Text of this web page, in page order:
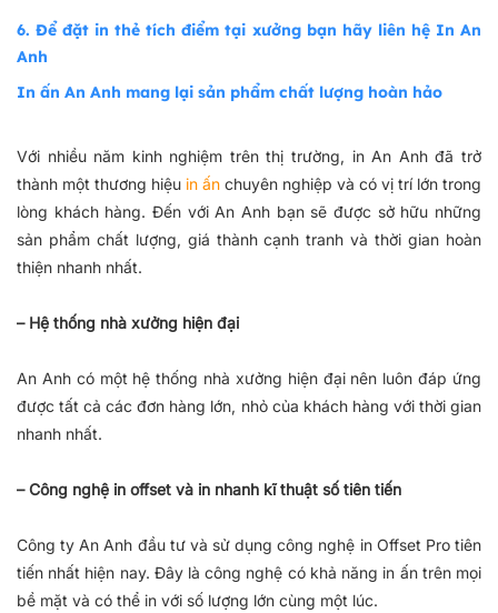
6. Để đặt in thẻ tích điểm tại xưởng bạn hãy liên hệ In An
Anh
In ấn An Anh mang lại sản phẩm chất lượng hoàn hảo
Với nhiều năm kinh nghiệm trên thị trường, in An Anh đã trở
thành một thương hiệu in ấn chuyên nghiệp và có vị trí lớn trong
lòng khách hàng. Đến với An Anh bạn sẽ được sở hữu những
sản phẩm chất lượng, giá thành cạnh tranh và thời gian hoàn
thiện nhanh nhất.
– Hệ thống nhà xưởng hiện đại
An Anh có một hệ thống nhà xưởng hiện đại nên luôn đáp ứng
được tất cả các đơn hàng lớn, nhỏ của khách hàng với thời gian
nhanh nhất.
– Công nghệ in offset và in nhanh kĩ thuật số tiên tiến
Công ty An Anh đầu tư và sử dụng công nghệ in Offset Pro tiên
tiến nhất hiện nay. Đây là công nghệ có khả năng in ấn trên mọi
bề mặt và có thể in với số lượng lớn cùng một lúc.